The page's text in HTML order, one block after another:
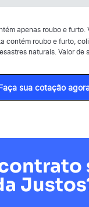
apenas roubo e furto.
contém roubo e furto,
naturais. Valor de
sua cotação